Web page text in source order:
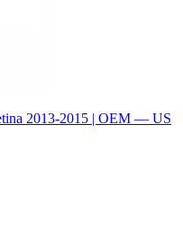
2013-2015 | OEM — US